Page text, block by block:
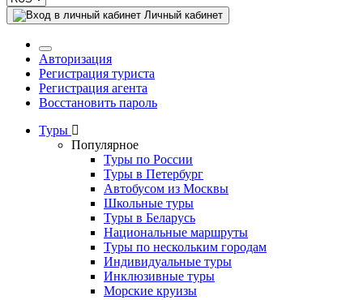
Личный кабинет
Авторизация
Регистрация туриста
Регистрация агента
Восстановить пароль
Туры
Популярное
Туры по России
Туры в Петербург
Автобусом из Москвы
Школьные туры
Туры в Беларусь
Национальные маршруты
Туры по нескольким городам
Индивидуальные туры
Инклюзивные туры
Морские круизы